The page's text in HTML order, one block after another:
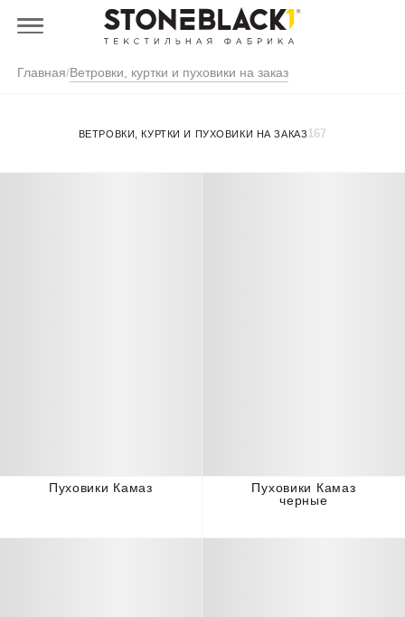
Главная/Ветровки, куртки и пуховики на заказ
ВЕТРОВКИ, КУРТКИ И ПУХОВИКИ НА ЗАКАЗ167
Пуховики Камаз
Пуховики Камаз
черные